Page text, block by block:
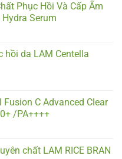
Phục Hồi Và Cấp Ẩm
Serum
hồi da LAM Centella
Fusion C Advanced Clear
/PA++++
chất LAM RICE BRAN